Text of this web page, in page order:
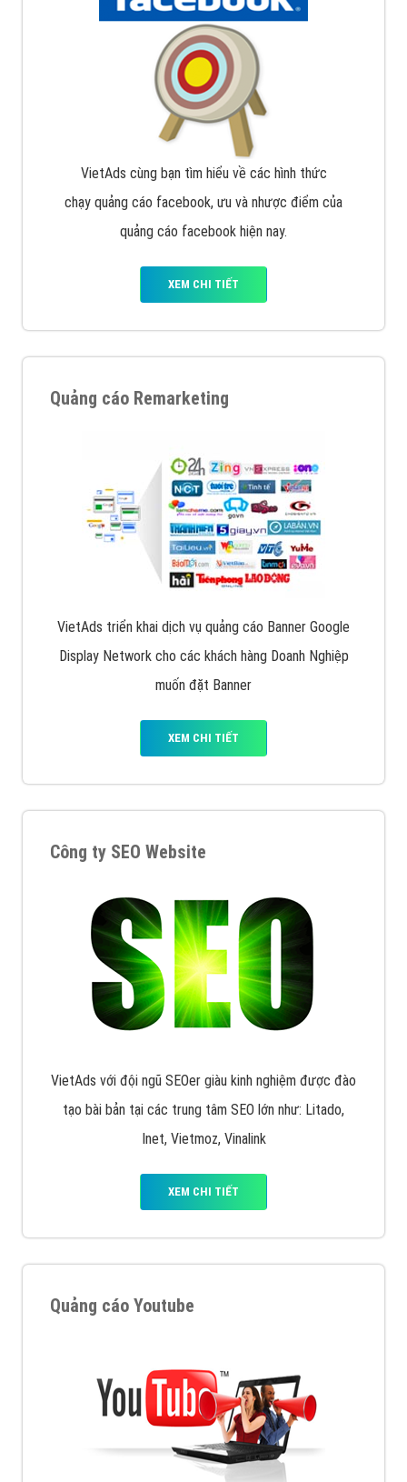
VietAds cùng bạn tìm hiểu về các hình thức
chạy quảng cáo facebook, ưu và nhược điểm của
quảng cáo facebook hiện nay.
XEM CHI TIẾT
Quảng cáo Remarketing
VietAds triển khai dịch vụ quảng cáo Banner Google
Display Network cho các khách hàng Doanh Nghiệp
muốn đặt Banner
XEM CHI TIẾT
Công ty SEO Website
VietAds với đội ngũ SEOer giàu kinh nghiệm được đào
tạo bài bản tại các trung tâm SEO lớn như: Litado,
Inet, Vietmoz, Vinalink
XEM CHI TIẾT
Quảng cáo Youtube